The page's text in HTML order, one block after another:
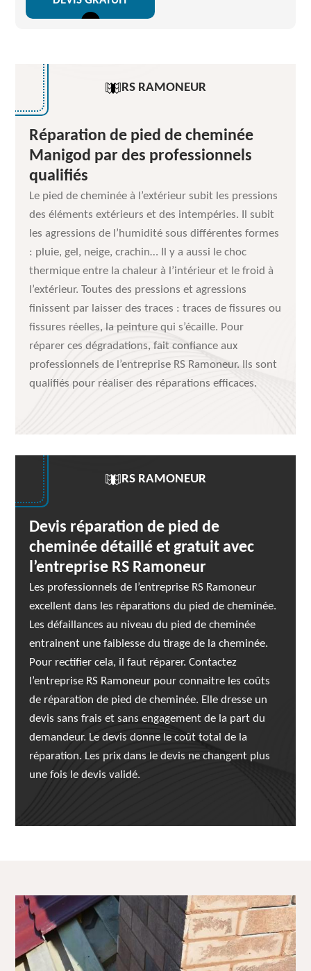
RS RAMONEUR
Réparation de pied de cheminée
Manigod par des professionnels
qualifiés
Le pied de cheminée à l’extérieur subit les pressions
des éléments extérieurs et des intempéries. Il subit
les agressions de l’humidité sous différentes formes
: pluie, gel, neige, crachin… Il y a aussi le choc
thermique entre la chaleur à l’intérieur et le froid à
l’extérieur. Toutes des pressions et agressions
finissent par laisser des traces : traces de fissures ou
fissures réelles, la peinture qui s’écaille. Pour
réparer ces dégradations, fait confiance aux
professionnels de l’entreprise RS Ramoneur. Ils sont
qualifiés pour réaliser des réparations efficaces.
RS RAMONEUR
Devis réparation de pied de
cheminée détaillé et gratuit avec
l’entreprise RS Ramoneur
Les professionnels de l’entreprise RS Ramoneur
excellent dans les réparations du pied de cheminée.
Les défaillances au niveau du pied de cheminée
entrainent une faiblesse du tirage de la cheminée.
Pour rectifier cela, il faut réparer. Contactez
l’entreprise RS Ramoneur pour connaitre les coûts
de réparation de pied de cheminée. Elle dresse un
devis sans frais et sans engagement de la part du
demandeur. Le devis donne le coût total de la
réparation. Les prix dans le devis ne changent plus
une fois le devis validé.